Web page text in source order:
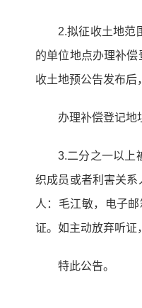
2.拟征收土地范
的单位地点办理补
收土地预公告发布后
办理补偿登记地
3.二分之一以上
织成员或者利害关
人：毛江敏，电子
证。如主动放弃听证
特此公告。